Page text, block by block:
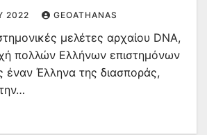
2022 GEOATHANAS
μελέτες αρχαίου DNA,
πολλών Ελλήνων επιστημόνων
έναν Έλληνα της διασποράς,